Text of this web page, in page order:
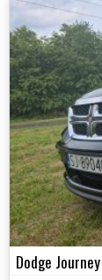
Dodge Journey